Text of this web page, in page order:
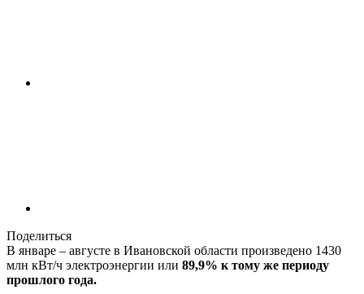
Поделиться
В январе – августе в Ивановской области произведено 1430
млн кВт/ч электроэнергии или 89,9% к тому же периоду
прошлого года.